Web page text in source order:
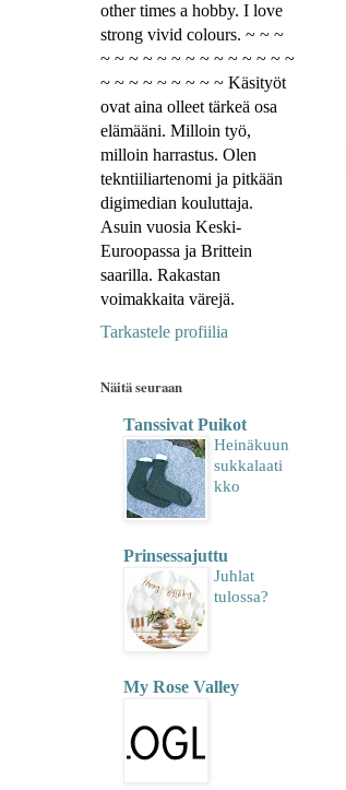
other times a hobby. I love
strong vivid colours. ~ ~ ~
~ ~ ~ ~ ~ ~ ~ ~ ~ ~ ~ ~ ~ ~
~ ~ ~ ~ ~ ~ ~ ~ ~ Käsityöt
ovat aina olleet tärkeä osa
elämääni. Milloin työ,
milloin harrastus. Olen
tekntiiliartenomi ja pitkään
digimedian kouluttaja.
Asuin vuosia Keski-
Euroopassa ja Brittein
saarilla. Rakastan
voimakkaita värejä.
Tarkastele profiilia
Näitä seuraan
Tanssivat Puikot
Heinäkuun
sukkalaati
kko
Prinsessajuttu
Juhlat
tulossa?
My Rose Valley